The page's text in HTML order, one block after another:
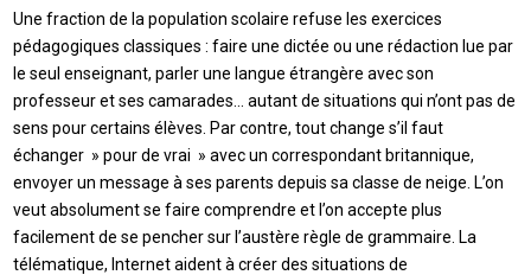
Une fraction de la population scolaire refuse les exercices
pédagogiques classiques : faire une dictée ou une rédaction lue par
le seul enseignant, parler une langue étrangère avec son
professeur et ses camarades… autant de situations qui n’ont pas de
sens pour certains élèves. Par contre, tout change s’il faut
échanger » pour de vrai » avec un correspondant britannique,
envoyer un message à ses parents depuis sa classe de neige. L’on
veut absolument se faire comprendre et l’on accepte plus
facilement de se pencher sur l’austère règle de grammaire. La
télématique, Internet aident à créer des situations de